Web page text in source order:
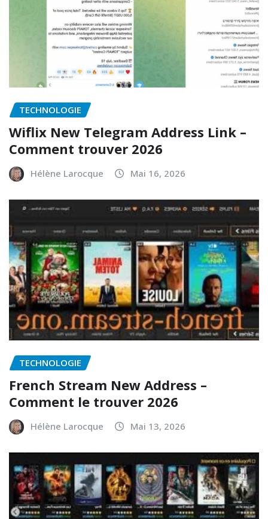
TECHNOLOGIE
Wiflix New Telegram Address Link –
Comment trouver 2026
Hélène Larocque Mai 16, 2026
TECHNOLOGIE
French Stream New Address –
Comment le trouver 2026
Hélène Larocque Mai 13, 2026